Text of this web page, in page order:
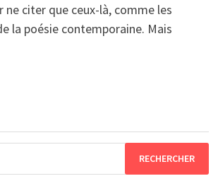
ne citer que ceux-là, comme les
la poésie contemporaine. Mais